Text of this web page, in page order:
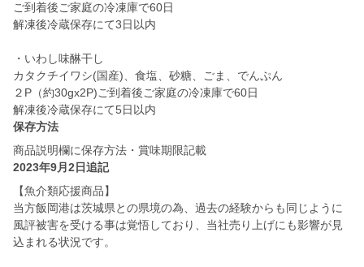
ご到着後ご家庭の冷凍庫で60日
解凍後冷蔵保存にて3日以内
・いわし味醂干し
カタクチイワシ(国産)、食塩、砂糖、ごま、でんぷん
２P（約30gx2P)ご到着後ご家庭の冷凍庫で60日
保存方法
商品説明欄に保存方法・賞味期限記載
2023年9月2日追記
【魚介類応援商品】
当方飯岡港は茨城県との県境の為、過去の経験からも同じように
風評被害を受ける事は覚悟しており、当社売り上げにも影響が見
込まれる状況です。